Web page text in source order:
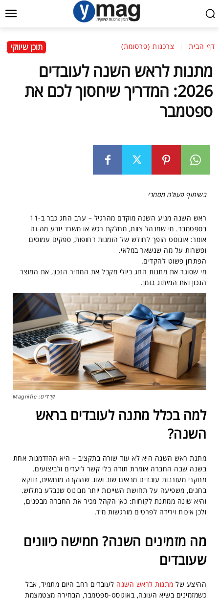
דף הבית צרכנות (פרסומת) תוכן שיווקי
מתנות לראש השנה לעובדים
2026: המדריך שיחסוך לכם את
ספטמבר
בשיתוף פעולה מסחרי
ראש השנה מגיע השנה מוקדם מהרגיל – ערב החג כבר ב-11
בספטמבר. מי שמנהל צוות, מחלקת רכש או משרד יודע מה זה
אומר: אוגוסט הופך לחודש של הזמנות דחופות, ספקים עמוסים
ופשרות על מה שנשאר במלאי.
הפתרון פשוט להקדים.
מי שסוגר את מתנות החג ביולי מקבל את המחיר הנכון, את המוצר
הנכון ואת המיתוג בזמן.
קרדיט: Magnific
למה בכלל מתנה לעובדים בראש
השנה?
מתנת ראש השנה היא לא עוד שורה בתקציב – היא ההזדמנות אחת
בשנה שבה החברה אומרת תודה בלי קשר ליעדים ולביצועים.
מחקרי מעורבות עובדים מראים שוב ושוב שהוקרה מוחשית, דווקא
בחגים, משפיעה על תחושת השייכות יותר מבונוס שנבלע בתלוש.
והיא שונה ממתנת לקוחות: כאן הקהל מכיר את החברה מבפנים,
ולכן איכות וירידה לפרטים מורגשות מיד.
מה מזמינים השנה? חמישה כיוונים
שעובדים
ההיצע של מתנות לראש השנה לעובדים רחב היום מתמיד, אבל
כשמזמינים בשיא העונה, באוגוסט-ספטמבר, הבחירה מצטמצמת